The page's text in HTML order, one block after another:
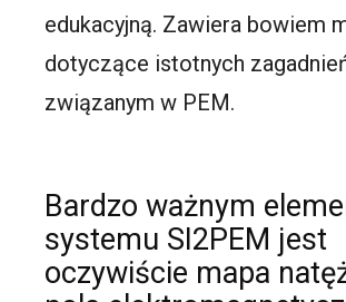
edukacyjną. Zawiera bowiem
dotyczące istotnych
związanym w PEM.
Bardzo ważnym
systemu SI2PEM jest
oczywiście mapa